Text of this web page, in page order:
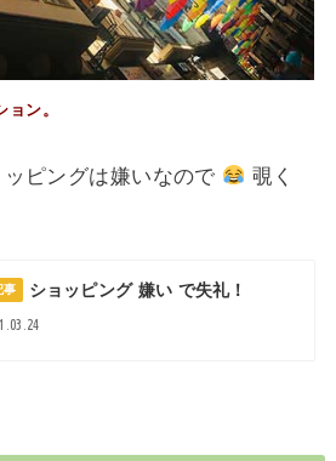
ン。
ピングは嫌いなので
覗く
事 ショッピング 嫌い で失礼！